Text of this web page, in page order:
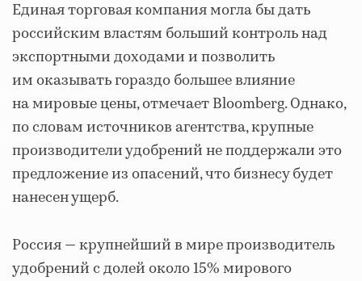
Единая торговая компания могла бы дать
российским властям больший контроль над
экспортными доходами и позволить
им оказывать гораздо большее влияние
на мировые цены, отмечает Bloomberg. Однако,
по словам источников агентства, крупные
производители удобрений не поддержали это
предложение из опасений, что бизнесу будет
нанесен ущерб.
Россия — крупнейший в мире производитель
удобрений с долей около 15% мирового